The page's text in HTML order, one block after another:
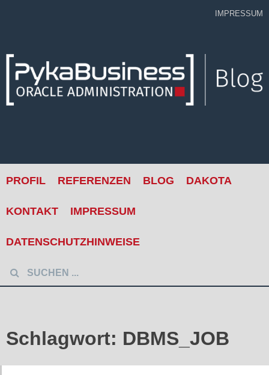
PROFIL REFERENZEN BLOG DAKOTA
KONTAKT IMPRESSUM
DATENSCHUTZHINWEISE
Schlagwort: DBMS_JOB
IMPRESSUM